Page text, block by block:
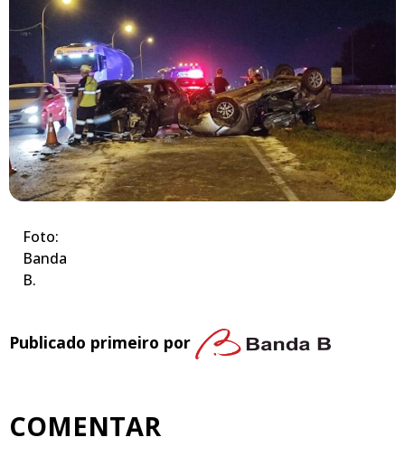
Foto:
Banda
B.
Publicado primeiro por
COMENTAR